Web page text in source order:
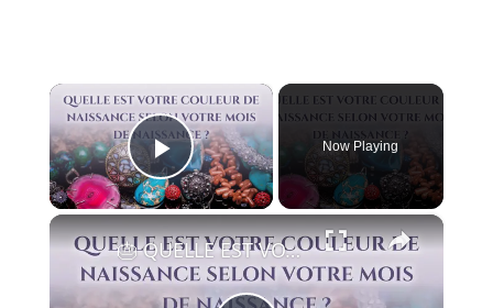
×
Play Video
Now Playing
×
🎂 QUELLE EST VOTRE COULEUR DE NAISSANCE SELON VOTRE MOIS DE NAISSANCE ?